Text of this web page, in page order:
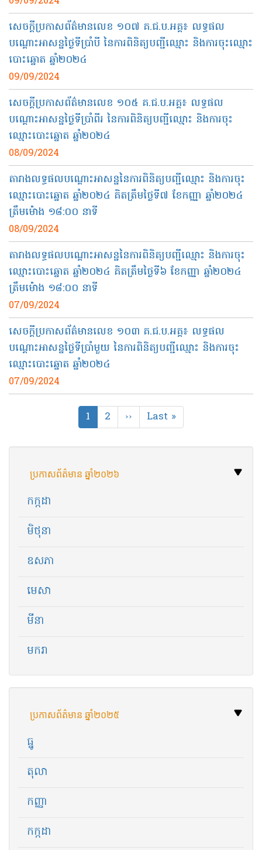
ប្រកាសព័ត៌មាន ឆ្នាំ២០២៦
កក្កដា
មិថុនា
ឧសភា
មេសា
មីនា
មករា
ប្រកាសព័ត៌មាន ឆ្នាំ​២០២៥
ធ្នូ
តុលា
កញ្ញា
កក្កដា
សេចក្តីប្រកាសព័ត៌មានលេខ ១០៧ គ.ជ.ប.អគ្គ៖ លទ្ធផល
បណ្ដោះអាសន្នថ្ងៃទីប្រាំបី នៃការពិនិត្យបញ្ជីឈ្មោះ និងការចុះឈ្មោះ
បោះឆ្នោត ឆ្នាំ២០២៤
09/09/2024
សេចក្តីប្រកាសព័ត៌មានលេខ ១០៥ គ.ជ.ប.អគ្គ៖ លទ្ធផល
បណ្ដោះអាសន្នថ្ងៃទីប្រាំពីរ​ នៃការពិនិត្យបញ្ជីឈ្មោះ និងការចុះ
ឈ្មោះបោះឆ្នោត ឆ្នាំ២០២៤
08/09/2024
តារាងលទ្ធផលបណ្តោះអាសន្ននៃការពិនិត្យបញ្ជីឈ្មោះ និងការចុះ
ឈ្មោះបោះឆ្នោត ឆ្នាំ២០២៤ គិតត្រឹមថ្ងៃទី៧ ខែកញ្ញា ឆ្នាំ២០២៤
ត្រឹមម៉ោង ១៨:០០ នាទី
08/09/2024
តារាងលទ្ធផលបណ្តោះអាសន្ននៃការពិនិត្យបញ្ជីឈ្មោះ និងការចុះ
ឈ្មោះបោះឆ្នោត ឆ្នាំ២០២៤ គិតត្រឹមថ្ងៃទី៦ ខែកញ្ញា ឆ្នាំ២០២៤
ត្រឹមម៉ោង ១៨:០០ នាទី
07/09/2024
សេចក្តីប្រកាសព័ត៌មានលេខ ១០៣ គ.ជ.ប.អគ្គ៖ លទ្ធផល
បណ្ដោះអាសន្នថ្ងៃទីប្រាំមួយ នៃការពិនិត្យបញ្ជីឈ្មោះ និងការចុះ
ឈ្មោះបោះឆ្នោត ឆ្នាំ២០២៤
07/09/2024
Current
page
1 Page
2
Next
page
››
Last
page
Last »